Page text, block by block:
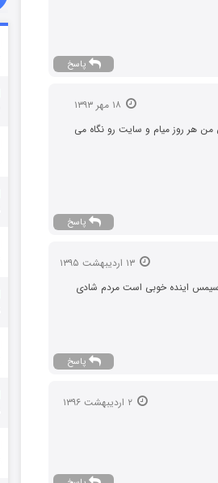
پاسخ
هر روز میام و سایت رو نگاه می
پاسخ
اینده خوبی است مردم شادی
پاسخ
۲ اردیبهشت ۱۳۹۶